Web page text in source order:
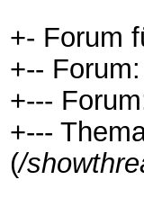
+- Forum
+--
+---
+---
(/